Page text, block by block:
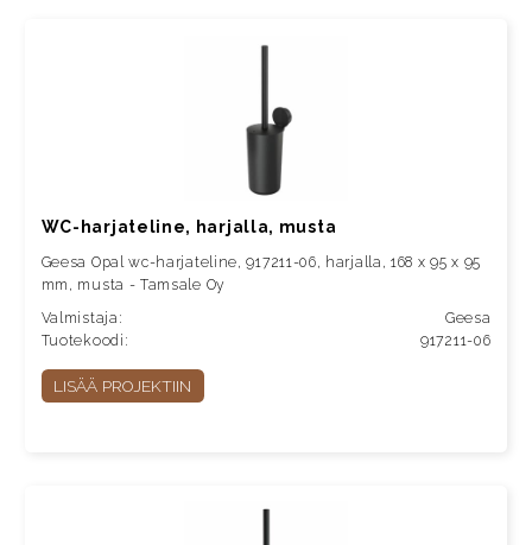
WC-harjateline, harjalla, musta
Geesa Opal wc-harjateline, 917211-06, harjalla, 168 x 95 x 95
mm, musta - Tamsale Oy
Valmistaja:
Geesa
Tuotekoodi:
917211-06
LISÄÄ PROJEKTIIN